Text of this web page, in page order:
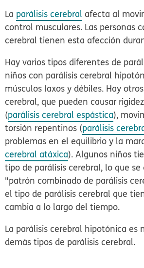
La parálisis cerebral afecta al
control musculares. Las personas
cerebral tienen esta afección
Hay varios tipos diferentes de
niños con parálisis cerebral
músculos laxos y débiles. Hay
cerebral, que pueden causar
(parálisis cerebral espástica),
torsión repentinos (parálisis
problemas en el equilibrio y la
cerebral atáxica). Algunos niños
tipo de parálisis cerebral, lo que
"patrón combinado de parálisis
el tipo de parálisis cerebral que
cambia a lo largo del tiempo.
La parálisis cerebral hipotónica es
demás tipos de parálisis cerebral.